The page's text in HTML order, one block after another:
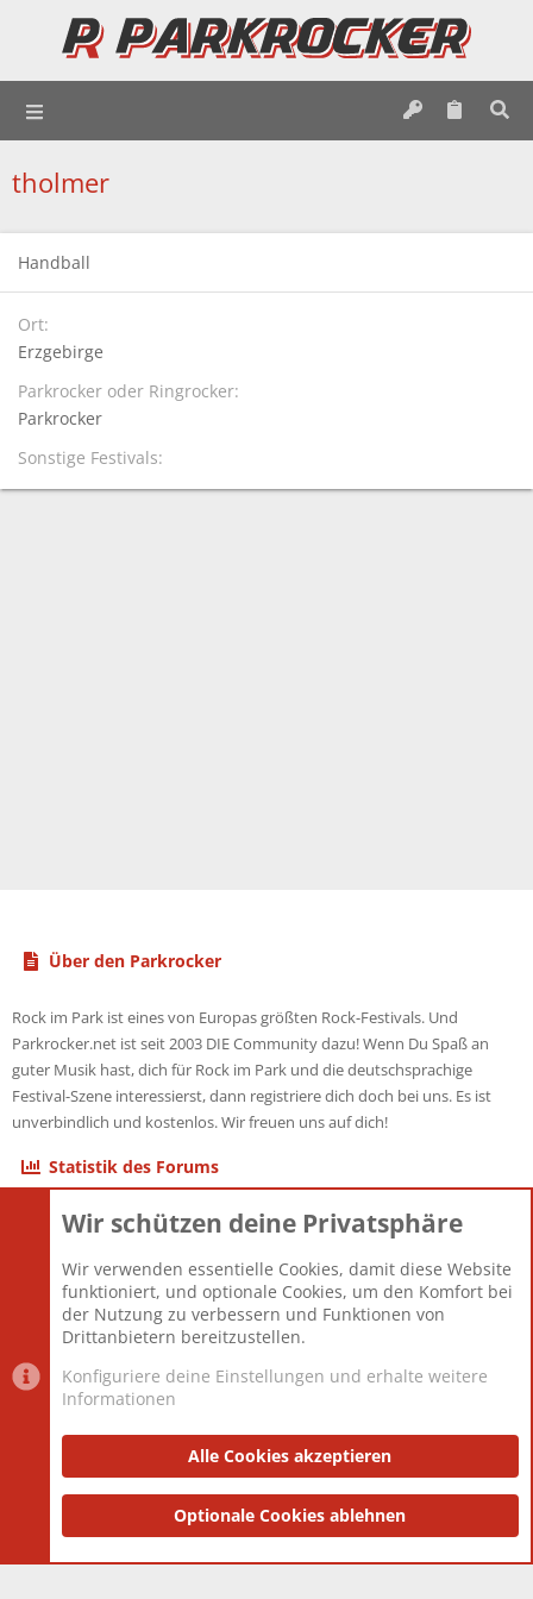
tholmer
Handball
Ort
Erzgebirge
Parkrocker oder Ringrocker
Parkrocker
Sonstige Festivals
Über den Parkrocker
Rock im Park ist eines von Europas größten Rock-Festivals. Und
Parkrocker.net ist seit 2003 DIE Community dazu! Wenn Du Spaß an
guter Musik hast, dich für Rock im Park und die deutschsprachige
Festival-Szene interessierst, dann registriere dich doch bei uns. Es ist
unverbindlich und kostenlos. Wir freuen uns auf dich!
Statistik des Forums
Themen
Mitglieder
12.427
Neuestes Mitglied
Berlin
Datenschutzerklärung Impressum
Community platform by XenForo® © 2010-2025 XenForo Ltd.
and add-ons by ThemeHouse
Wir schützen deine Privatsphäre
Wir verwenden essentielle Cookies, damit diese Website
funktioniert, und optionale Cookies, um den Komfort bei
der Nutzung zu verbessern und Funktionen von
Drittanbietern bereitzustellen.
Konfiguriere deine Einstellungen und erhalte weitere
Informationen
Alle Cookies akzeptieren
Optionale Cookies ablehnen